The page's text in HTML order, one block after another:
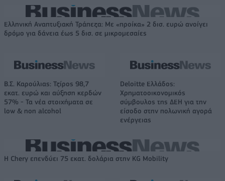
Ελληνική Αναπτυξιακή Τράπεζα: Με «προίκα» 2 δισ. ευρώ ανοίγει
δρόμο για δάνεια έως 5 δισ. σε μικρομεσαίες
Β.Σ. Καρούλιας: Τζίρος 98,7
εκατ. ευρώ και αύξηση κερδών
57% - Τα νέα στοιχήματα σε
low & non alcohol
Deloitte Ελλάδος:
Χρηματοοικονομικός
σύμβουλος της ΔΕΗ για την
είσοδο στην πολωνική αγορά
ενέργειας
Η Chery επενδύει 75 εκατ. δολάρια στην KG Mobility